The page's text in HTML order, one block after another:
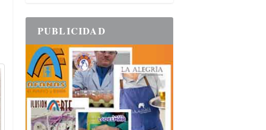
PUBLICIDAD